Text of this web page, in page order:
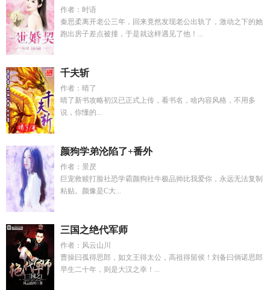
作者：时语
秦思柔离开老公三年，回来竟然发现老公出轨了，激动之下的她
跑出房子差点被撞，于是就这样遇见了他！...
千夫斩
作者：晴了
晴了新书攻略初汉已正式上传，看书名，啥内容风格，不用多
说，你懂的...
颜狗学弟沦陷了+番外
作者：景昃
巨宠救赎打脸社恐学霸颜狗社牛极品帅比我爱你，永远无法复制
粘贴。颜豫是C大...
三国之绝代军师
作者：风云山川
曹操曰孤得思郎，如文王得太公，高祖得留侯！刘备曰倘诺思郎
早生二十年，则是大汉之幸！...